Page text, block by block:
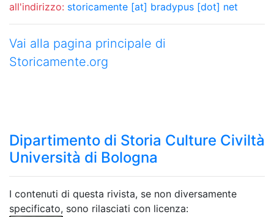
all'indirizzo: storicamente [at] bradypus [dot] net
Vai alla pagina principale di
Storicamente.org
Dipartimento di Storia Culture Civiltà
Università di Bologna
I contenuti di questa rivista, se non diversamente
specificato, sono rilasciati con licenza: